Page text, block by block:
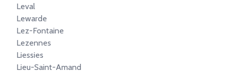
Leval
Lewarde
Lez-Fontaine
Lezennes
Liessies
Lieu-Saint-Amand